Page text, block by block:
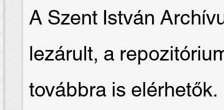
A Szent István
lezárult, a
továbbra is elérhetők.